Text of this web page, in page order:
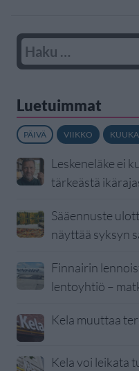
Luetuimmat
PÄIVÄ VIIKKO
Leskeneläke ei
tärkeästä
Sääennuste
näyttää syksyn
Finnairin
lentoyhtiö –
Kela muuttaa
Kela voi leikata